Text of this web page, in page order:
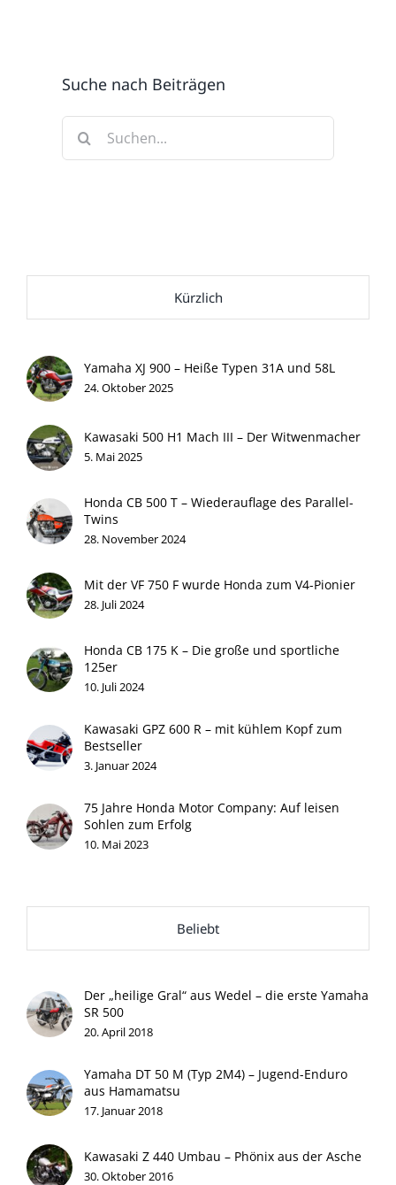
Suche nach Beiträgen
nach:
Kürzlich
Yamaha XJ 900 – Heiße Typen 31A und 58L
24. Oktober 2025
Kawasaki 500 H1 Mach III – Der Witwenmacher
5. Mai 2025
Honda CB 500 T – Wiederauflage des Parallel-
Twins
28. November 2024
Mit der VF 750 F wurde Honda zum V4-Pionier
28. Juli 2024
Honda CB 175 K – Die große und sportliche
125er
10. Juli 2024
Kawasaki GPZ 600 R – mit kühlem Kopf zum
Bestseller
3. Januar 2024
75 Jahre Honda Motor Company: Auf leisen
Sohlen zum Erfolg
10. Mai 2023
Beliebt
Der „heilige Gral“ aus Wedel – die erste Yamaha
SR 500
20. April 2018
Yamaha DT 50 M (Typ 2M4) – Jugend-Enduro
aus Hamamatsu
17. Januar 2018
Kawasaki Z 440 Umbau – Phönix aus der Asche
30. Oktober 2016